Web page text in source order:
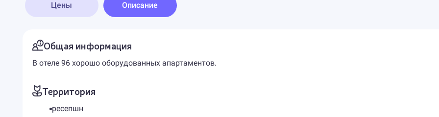
Цены Описание
Общая информация
В отеле 96 хорошо оборудованных апартаментов.
Территория
ресепшн